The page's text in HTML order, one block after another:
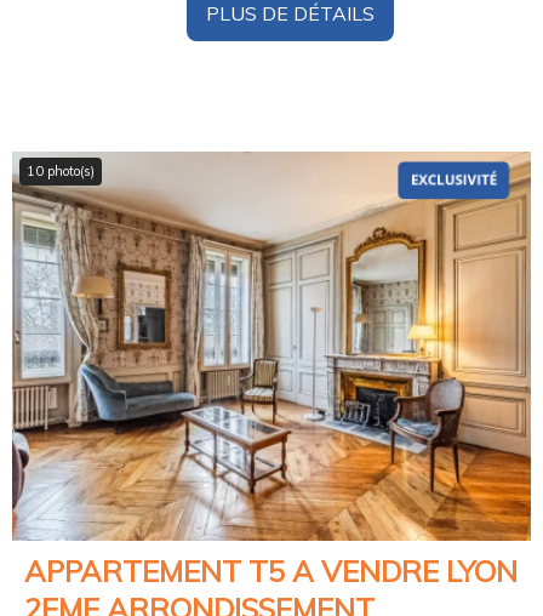
PLUS DE DÉTAILS
10 photo(s)
APPARTEMENT T5 A VENDRE LYON
2EME ARRONDISSEMENT